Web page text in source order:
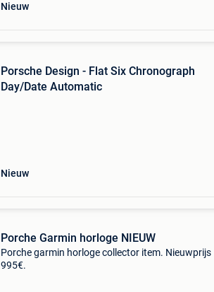
Nieuw
Porsche Design - Flat Six Chronograph
Day/Date Automatic
Nieuw
Porche Garmin horloge NIEUW
Porche garmin horloge collector item. Nieuwprijs
995€.